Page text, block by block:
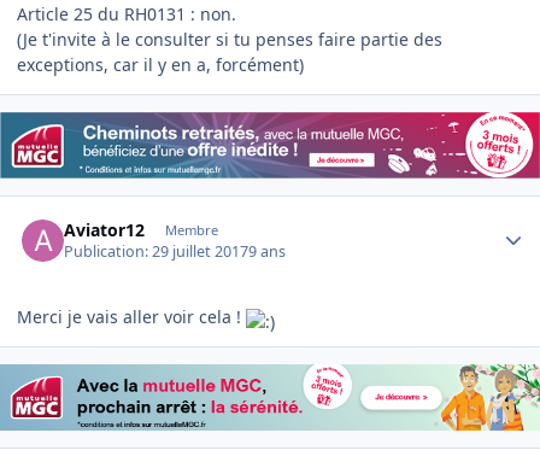
Article 25 du RH0131 : non.
(Je t'invite à le consulter si tu penses faire partie des
exceptions, car il y en a, forcément)
Aviator12 Membre
Publication:29 juillet 20179 ans
Merci je vais aller voir cela !